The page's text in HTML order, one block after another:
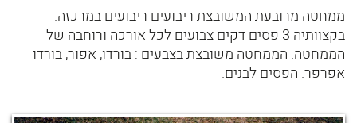
ממחטה מרובעת המשובצת ריבועים ריבועים במרכזה.
בקצוותיה 3 פסים דקים צבועים לכל אורכה ורוחבה של
הממחטה. הממחטה משובצת בצבעים : בורדו, אפור, בורדו
אפרפר. הפסים לבנים.